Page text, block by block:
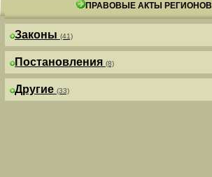
ПРАВОВЫЕ АКТЫ РЕГИОНОВ
Законы (41)
Постановления (8)
Другие (33)